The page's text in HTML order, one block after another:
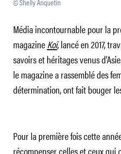
Média incontournable pour la
magazineKoï, lancé en 2017,
savoirs et héritages venus
le magazine a rassemblé des
détermination, ont fait bouger
Pour la première fois cette
récompenser celles et ceux